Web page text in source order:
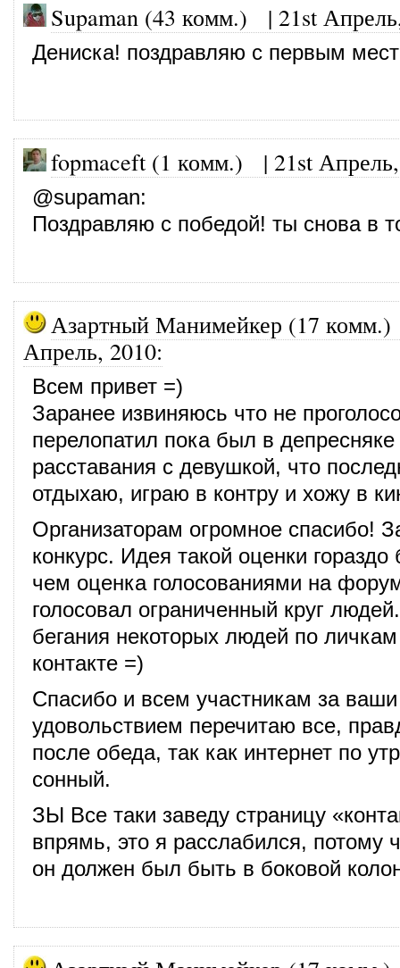
Supaman (43 комм.) | 21st
Дениска! поздравляю с первым
fopmaceft (1 комм.) | 21st
@supaman:
Поздравляю с победой! ты снова в
Азартный Манимейкер (17 комм.)
Апрель, 2010:
Всем привет =)
Заранее извиняюсь что не
перелопатил пока был в
расставания с девушкой, что
отдыхаю, играю в контру и хожу в
Организаторам огромное спасибо!
конкурс. Идея такой оценки
чем оценка голосованиями на
голосовал ограниченный круг
бегания некоторых людей по
контакте =)
Спасибо и всем участникам за ваши
удовольствием перечитаю все,
после обеда, так как интернет по
сонный.
ЗЫ Все таки заведу страницу
впрямь, это я расслабился, потому
он должен был быть в боковой